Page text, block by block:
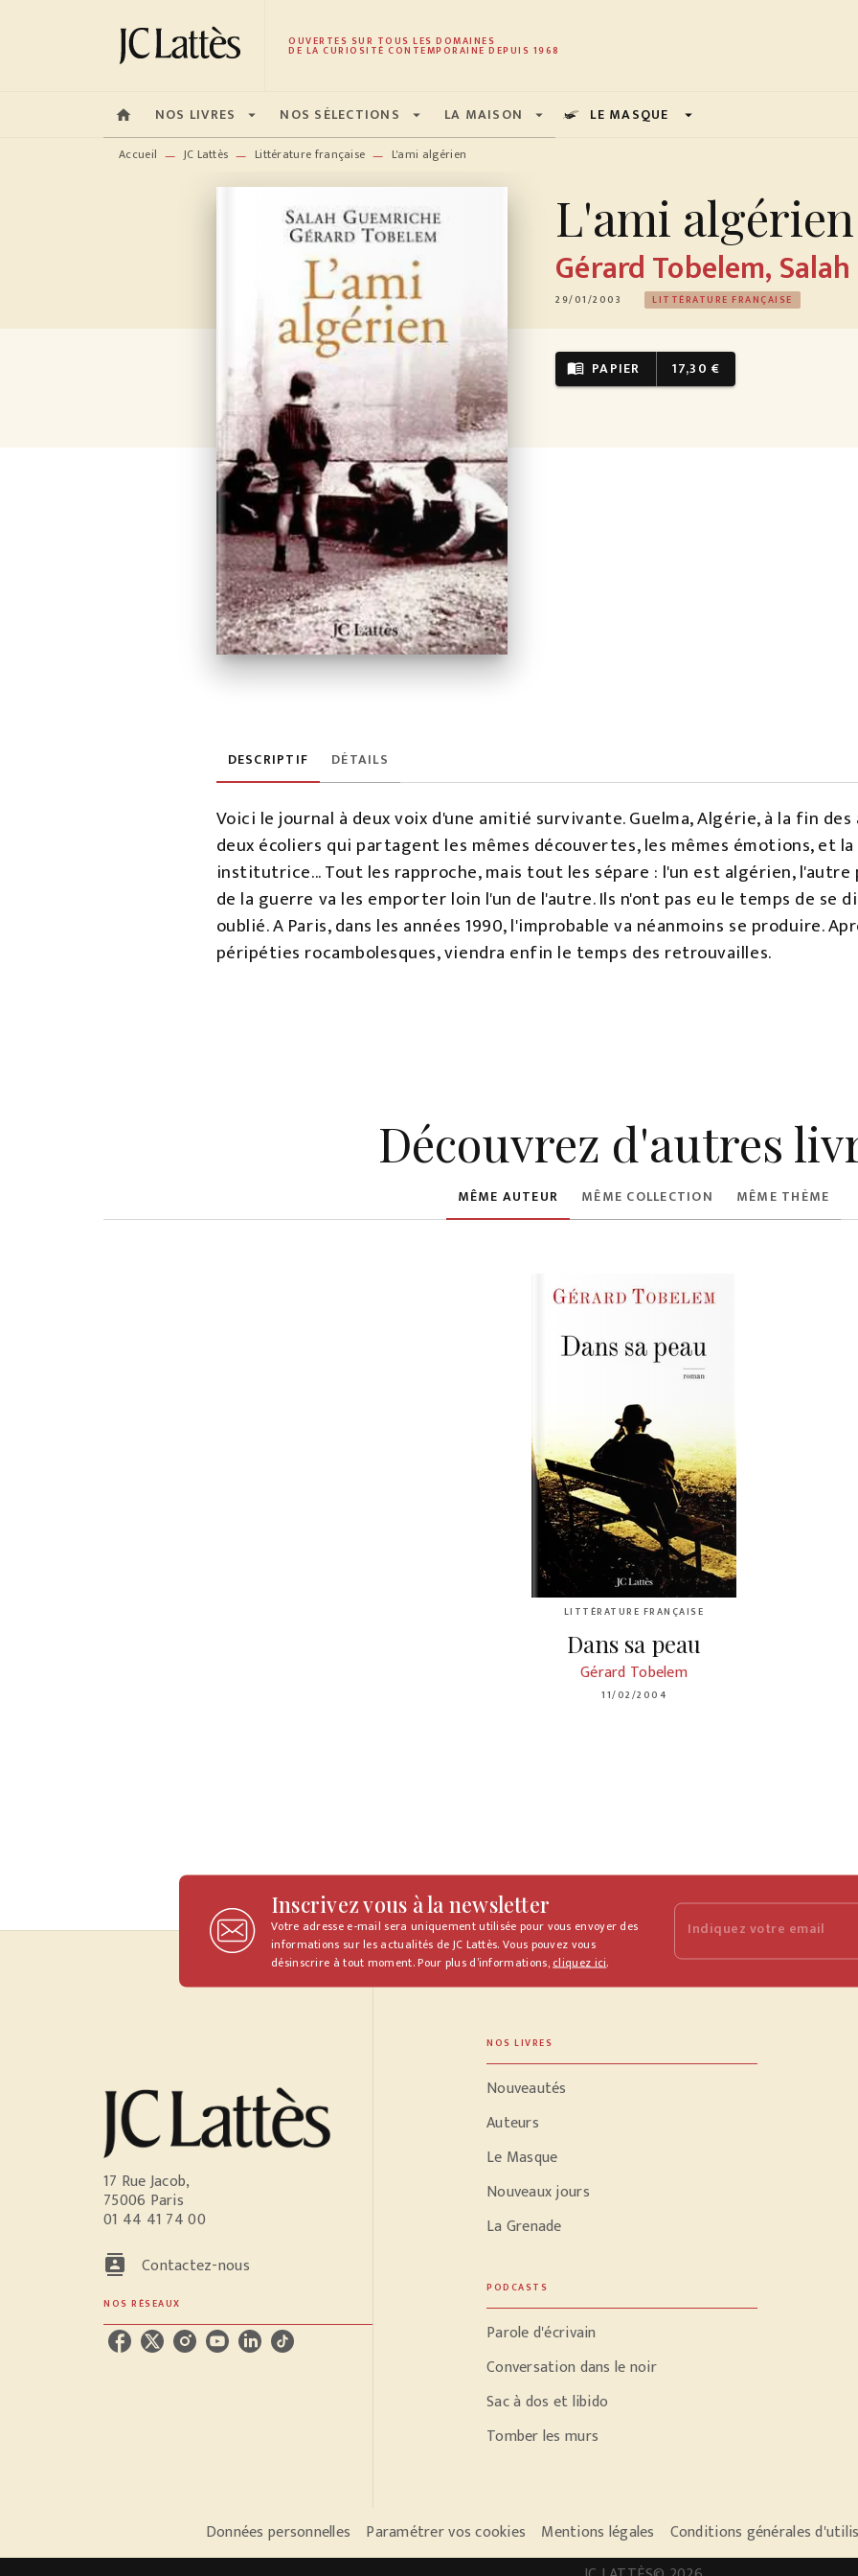
MENU RECHERCHE CONTENU PIED DE PAGE
OUVERTES SUR TOUS LES DOMAINES
DE LA CURIOSITÉ CONTEMPORAINE DEPUIS 1968
home NOS LIVRES arrow_drop_down NOS SÉLECTIONS arrow_drop_down LA MAISON arrow_drop_down LE MASQUE arrow_drop_down
Accueil — JC Lattès — Littérature française — L'ami algérien
L'ami algérien
Gérard Tobelem,
29/01/2003 LITTÉRATURE FRANÇAISE
menu_book PAPIER 17,30 €
DESCRIPTIF DÉTAILS
Voici le journal à deux voix d'une amitié survivante. Guelma, Algérie, à la fin
deux écoliers qui partagent les mêmes découvertes, les mêmes émotions, et
institutrice... Tout les rapproche, mais tout les sépare : l'un est algérien,
de la guerre va les emporter loin l'un de l'autre. Ils n'ont pas eu le temps de se
oublié. A Paris, dans les années 1990, l'improbable va néanmoins se produire.
péripéties rocambolesques, viendra enfin le temps des retrouvailles.
Découvrez d'autres
MÊME AUTEUR MÊME COLLECTION MÊME THÈME
LITTÉRATURE FRANÇAISE
Dans sa peau
Gérard Tobelem
11/02/2004
Inscrivez vous à la newsletter
Votre adresse e-mail sera uniquement utilisée pour vous envoyer des
informations sur les actualités de JC Lattès. Vous pouvez vous
désinscrire à tout moment. Pour plus d’informations,cliquez ici.
Indiquez votre email
17 Rue Jacob,
75006 Paris
01 44 41 74 00
contacts Contactez-nous
NOS RÉSEAUX
NOS LIVRES
Nouveautés
Auteurs
Le Masque
Nouveaux jours
La Grenade
PODCASTS
Parole d'écrivain
Conversation dans le noir
Sac à dos et libido
Tomber les murs
Données personnelles Paramétrer vos cookies Mentions légales Conditions générales